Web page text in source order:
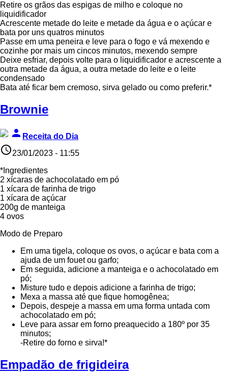
Retire os grãos das espigas de milho e coloque no
liquidificador
Acrescente metade do leite e metade da água e o açúcar e
bata por uns quatros minutos
Passe em uma peneira e leve para o fogo e vá mexendo e
cozinhe por mais um cincos minutos, mexendo sempre
Deixe esfriar, depois volte para o liquidificador e acrescente a
outra metade da água, a outra metade do leite e o leite
condensado
Bata até ficar bem cremoso, sirva gelado ou como preferir.*
Brownie
person Receita do Dia
access_time23/01/2023 - 11:55
*Ingredientes
2 xícaras de achocolatado em pó
1 xícara de farinha de trigo
1 xícara de açúcar
200g de manteiga
4 ovos
Modo de Preparo
Em uma tigela, coloque os ovos, o açúcar e bata com a
ajuda de um fouet ou garfo;
Em seguida, adicione a manteiga e o achocolatado em
pó;
Misture tudo e depois adicione a farinha de trigo;
Mexa a massa até que fique homogênea;
Depois, despeje a massa em uma forma untada com
achocolatado em pó;
Leve para assar em forno preaquecido a 180º por 35
minutos;
-Retire do forno e sirva!*
Empadão de frigideira